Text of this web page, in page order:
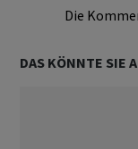
Die
DAS KÖNNTE SIE